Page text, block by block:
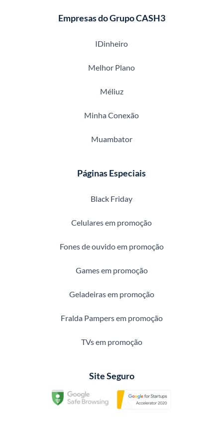
Empresas do Grupo CASH3
IDinheiro
Melhor Plano
Méliuz
Minha Conexão
Muambator
Páginas Especiais
Black Friday
Celulares em promoção
Fones de ouvido em promoção
Games em promoção
Geladeiras em promoção
Fralda Pampers em promoção
TVs em promoção
Site Seguro